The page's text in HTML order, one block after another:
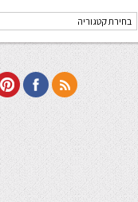
קטגוריות
מתכונים